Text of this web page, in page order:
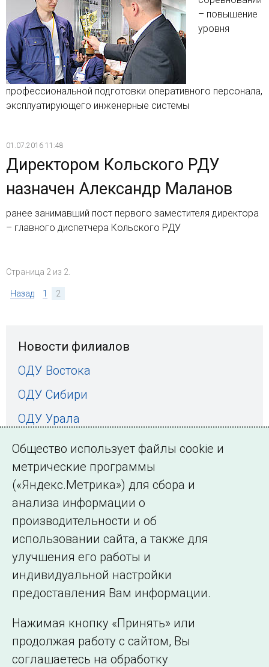
– повышение
уровня
профессиональной подготовки оперативного персонала,
эксплуатирующего инженерные системы
01.07.2016 11:48
Директором Кольского РДУ
назначен Александр Маланов
ранее занимавший пост первого заместителя директора
– главного диспетчера Кольского РДУ
Страница 2 из 2.
Назад 1 2
Новости филиалов
ОДУ Востока
ОДУ Сибири
ОДУ Урала
ОДУ Средней Волги
ОДУ Центра
ОДУ Северо-Запада
ОДУ Юга
©2005–2026 АО «СО ЕЭС»
Филиалы и
представительства
Сведения об
образовательной
организации
Общество использует файлы cookie и
метрические программы
(«Яндекс.Метрика») для сбора и
анализа информации о
производительности и об
использовании сайта, а также для
улучшения его работы и
индивидуальной настройки
предоставления Вам информации.
Нажимая кнопку «Принять» или
продолжая работу с сайтом, Вы
соглашаетесь на обработку